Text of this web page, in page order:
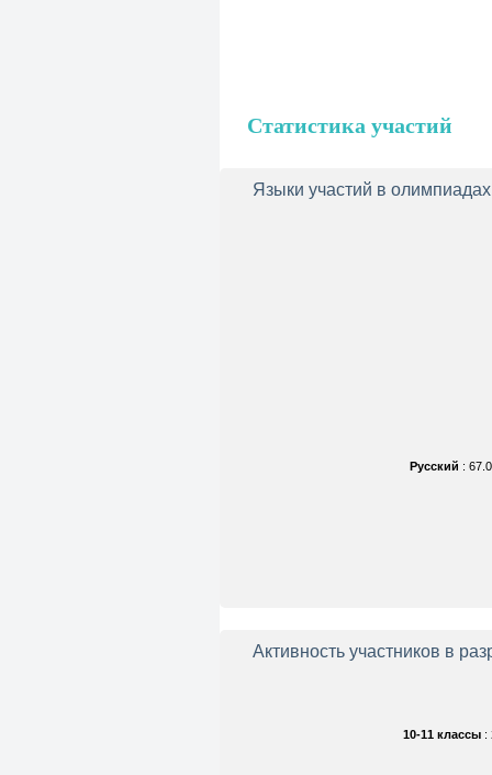
Статистика участий
Языки участий в олимпиадах
Русский :
Активность участников в
10-11 классы :